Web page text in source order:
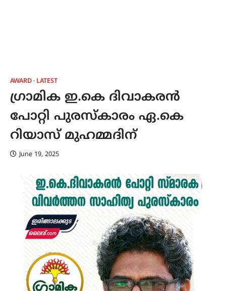
AWARD LATEST
ഗ്രാമിക ഇ.കെ ദിവാകരൻ
പോറ്റി പുരസ്കാരം ഏ.കെ
റിയാസ് മുഹമ്മദിന്
June 19, 2025